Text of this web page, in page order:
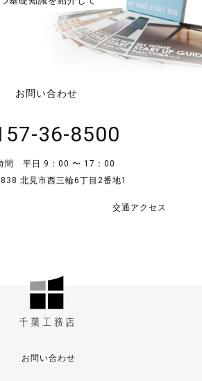
お問い合わせ
36-8500
間 平日 9：00 〜 17：00
北見市西三輪6丁目2番地1
交通アクセス
お問い合わせ